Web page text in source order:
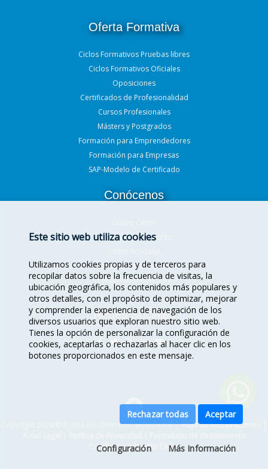
Este sitio web utiliza cookies
Utilizamos cookies propias y de terceros para
recopilar datos sobre la frecuencia de visitas, la
ubicación geográfica, los contenidos más populares y
otros detalles, con el propósito de optimizar, mejorar
y comprender la experiencia de navegación de los
diversos usuarios que exploran nuestro sitio web.
Tienes la opción de personalizar la configuración de
cookies, aceptarlas o rechazarlas al hacer clic en los
botones proporcionados en este mensaje.
Rechazar todas Aceptar
Configuración Más Información
Oferta Formativa
Ciclos Formativos Pruebas libres
Ciclos Formativos Oficiales
Oposiciones
Certificados de Profesionalidad
Cursos Profesionales
Másters y Postgrados
Formación para Emprendedores
Formación para Empresas
SAP-Modelo de Certificado
Conócenos
Misión, Visión, Valores
Trabaja con Nosotros
Preguntas Frecuentes
Redes Sociales
Copyright 2024 © Todos los derechos reservados. |Hoja de Reclamaciones
Condiciones Premio Ceifor